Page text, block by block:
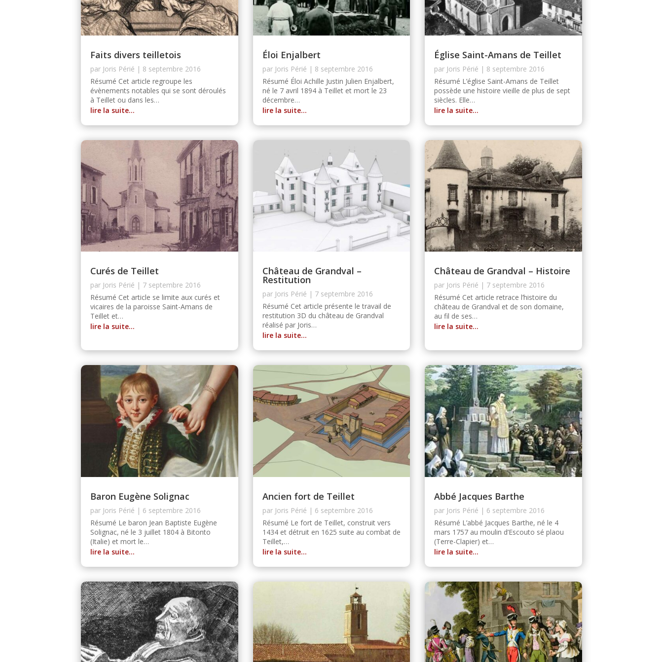
Faits divers teilletois
par Joris Périé | 8 septembre 2016
Résumé Cet article regroupe les
évènements notables qui se sont déroulés
à Teillet ou dans les…
lire la suite…
Éloi Enjalbert
par Joris Périé | 8 septembre 2016
Résumé Éloi Achille Justin Julien Enjalbert,
né le 7 avril 1894 à Teillet et mort le 23
décembre…
lire la suite…
Église Saint-Amans de Teillet
par Joris Périé | 8 septembre 2016
Résumé L’église Saint-Amans de Teillet
possède une histoire vieille de plus de sept
siècles. Elle…
lire la suite…
Curés de Teillet
par Joris Périé | 7 septembre 2016
Résumé Cet article se limite aux curés et
vicaires de la paroisse Saint-Amans de
Teillet et…
lire la suite…
Château de Grandval –
Restitution
par Joris Périé | 7 septembre 2016
Résumé Cet article présente le travail de
restitution 3D du château de Grandval
réalisé par Joris…
lire la suite…
Château de Grandval – Histoire
par Joris Périé | 7 septembre 2016
Résumé Cet article retrace l’histoire du
château de Grandval et de son domaine,
au fil de ses…
lire la suite…
Baron Eugène Solignac
par Joris Périé | 6 septembre 2016
Résumé Le baron Jean Baptiste Eugène
Solignac, né le 3 juillet 1804 à Bitonto
(Italie) et mort le…
lire la suite…
Ancien fort de Teillet
par Joris Périé | 6 septembre 2016
Résumé Le fort de Teillet, construit vers
1434 et détruit en 1625 suite au combat de
Teillet,…
lire la suite…
Abbé Jacques Barthe
par Joris Périé | 6 septembre 2016
Résumé L’abbé Jacques Barthe, né le 4
mars 1757 au moulin d’Escouto sé plaou
(Terre-Clapier) et…
lire la suite…